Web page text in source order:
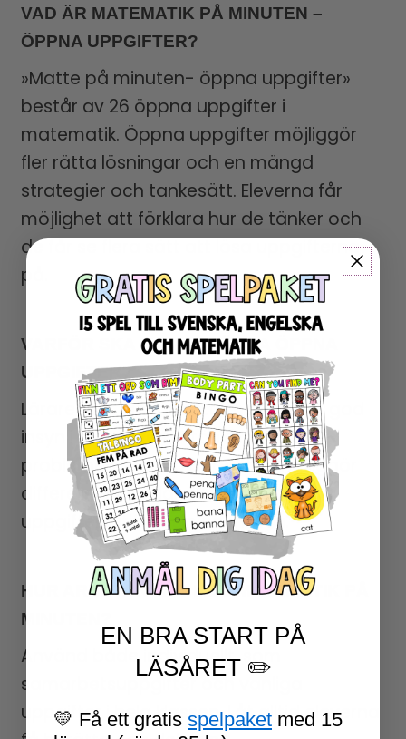
VAD ÄR MATEMATIK PÅ MINUTEN –
ÖPPNA UPPGIFTER?
»Matte på minuten- öppna uppgifter»
består av 26 öppna uppgifter i
matematik. Öppna uppgifter möjliggör
fler rätta lösningar och en mängd
strategier och tankesätt. Eleverna får
möjlighet att förklara hur de tänker och
de får se flera sätt att lösa uppgifterna
på.
VARFÖR SKA MAN ANVÄNDA ÖPPNA
UPPGIFTER?
Läraren får igenom ett “matteprat” god
insyn i hur eleverna tänker och löser
problemen. Öppna uppgifter möjliggör
differentiering, där eleverna kan lösa
uppgiften utifrån sin egen nivå.
HUR ARBETAR JAG MED MATEMATIK PÅ
MINUTEN?
Använd både individuellt, som
samarbetsuppgifter och vanliga
uppgifter i hela klassen. Låt alltid eleverna
EN BRA START PÅ
LÄSÅRET ✏️
💛 Få ett gratis spelpaket med 15